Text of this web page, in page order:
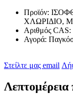
Προϊόν:
ΧΛΩΡΙΔΙΟ,
Αριθμός CAS:
Αγορά:
Στείλτε μας email
Λεπτομέρεια